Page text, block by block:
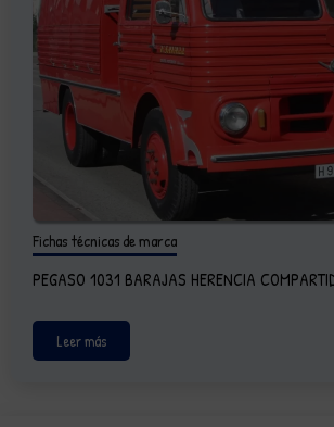
Fichas técnicas de marca
PEGASO 1031 BARAJAS HERENCIA
Leer más